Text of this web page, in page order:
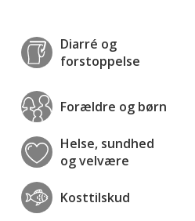
Diarré og
forstoppelse
Forældre og børn
Helse, sundhed
og velvære
Kosttilskud